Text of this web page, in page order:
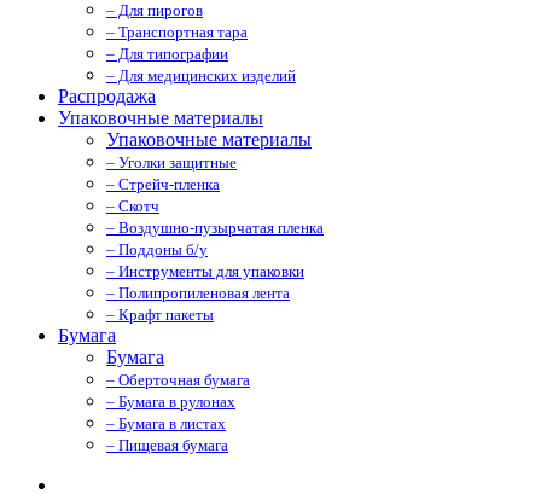
– Для пирогов
– Транспортная тара
– Для типографии
– Для медицинских изделий
Распродажа
Упаковочные материалы
Упаковочные материалы
– Уголки защитные
– Стрейч-пленка
– Скотч
– Воздушно-пузырчатая пленка
– Поддоны б/у
– Инструменты для упаковки
– Полипропиленовая лента
– Крафт пакеты
Бумага
Бумага
– Оберточная бумага
– Бумага в рулонах
– Бумага в листах
– Пищевая бумага